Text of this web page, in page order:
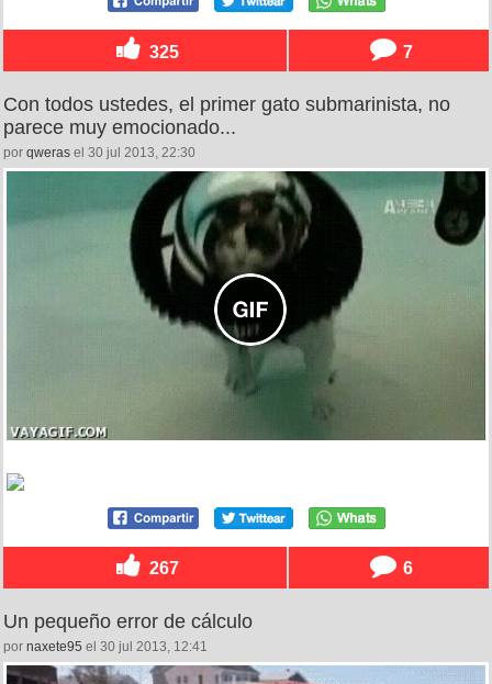
325 7
Con todos ustedes, el primer gato submarinista, no
parece muy emocionado...
por qweras el 30 jul 2013, 22:30
267 6
Un pequeño error de cálculo
por naxete95 el 30 jul 2013, 12:41